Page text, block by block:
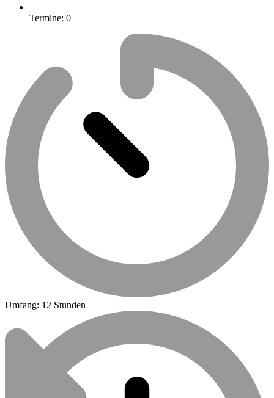
Termine: 0
Umfang: 12 Stunden